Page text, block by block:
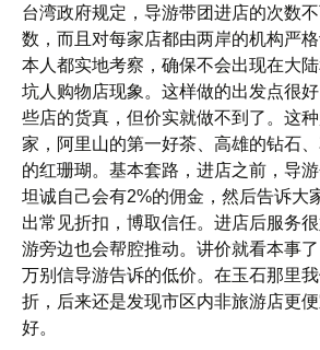
台湾政府规定，导游带团进店的次数
数，而且对每家店都由两岸的机构严
本人都实地考察，确保不会出现在大
坑人购物店现象。这样做的出发点很
些店的货真，但价实就做不到了。这
家，阿里山的第一好茶、高雄的钻石
的红珊瑚。基本套路，进店之前，导
坦诚自己会有2%的佣金，然后告诉大
出常见折扣，博取信任。进店后服务
游旁边也会帮腔推动。讲价就看本事
万别信导游告诉的低价。在玉石那里
折，后来还是发现市区内非旅游店更
好。